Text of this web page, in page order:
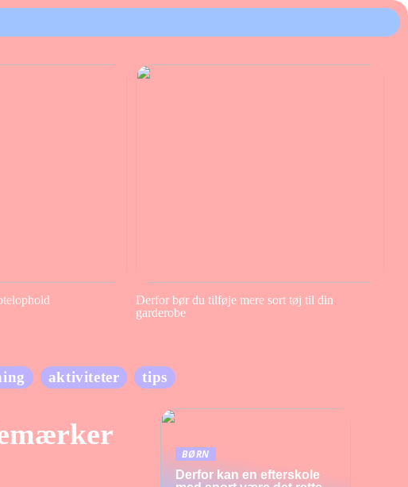
Derfor bør du tilføje mere sort tøj til din
garderobe
aktiviteter tips
BØRN
Derfor kan en efterskole